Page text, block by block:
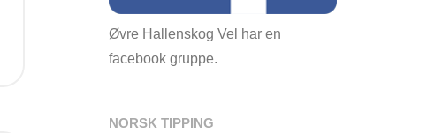
Øvre Hallenskog Vel har en
facebook gruppe.
NORSK TIPPING